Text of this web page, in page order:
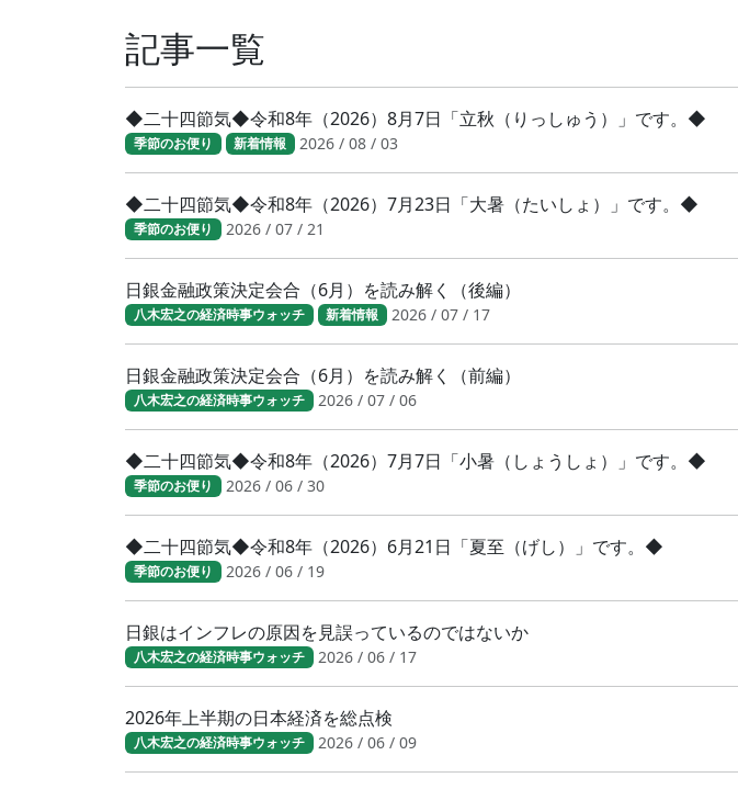
記事一覧
◆二十四節気◆令和8年（2026）8月7日「立秋（りっしゅう）」です。◆
季節のお便り 新着情報 2026 / 08 / 03
◆二十四節気◆令和8年（2026）7月23日「大暑（たいしょ）」です。◆
季節のお便り 2026 / 07 / 21
日銀金融政策決定会合（6月）を読み解く（後編）
八木宏之の経済時事ウォッチ 新着情報 2026 / 07 / 17
日銀金融政策決定会合（6月）を読み解く（前編）
八木宏之の経済時事ウォッチ 2026 / 07 / 06
◆二十四節気◆令和8年（2026）7月7日「小暑（しょうしょ）」です。◆
季節のお便り 2026 / 06 / 30
◆二十四節気◆令和8年（2026）6月21日「夏至（げし）」です。◆
季節のお便り 2026 / 06 / 19
日銀はインフレの原因を見誤っているのではないか
八木宏之の経済時事ウォッチ 2026 / 06 / 17
2026年上半期の日本経済を総点検
八木宏之の経済時事ウォッチ 2026 / 06 / 09